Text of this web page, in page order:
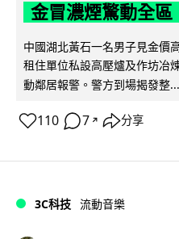
金冒濃煙驚動全區
中國湖北黃石一名男子見金價
租住單位私設高壓爐及作坊冶
動鄰居報警。警方到場揭發整...
110 7 ↗ 分享
3C科技 流動音樂